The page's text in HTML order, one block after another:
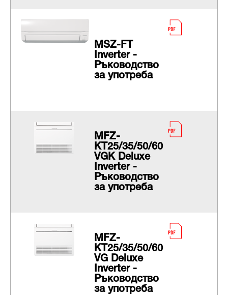
MSZ-FT
Inverter -
Ръководство
за употреба
MFZ-
KT25/35/50/60
VGK Deluxe
Inverter -
Ръководство
за употреба
MFZ-
KT25/35/50/60
VG Deluxe
Inverter -
Ръководство
за употреба